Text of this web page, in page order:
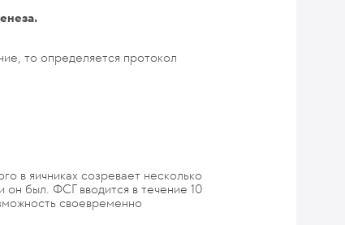
то определяется протокол
в яичниках созревает несколько
был. ФСГ вводится в течение 10
своевременно